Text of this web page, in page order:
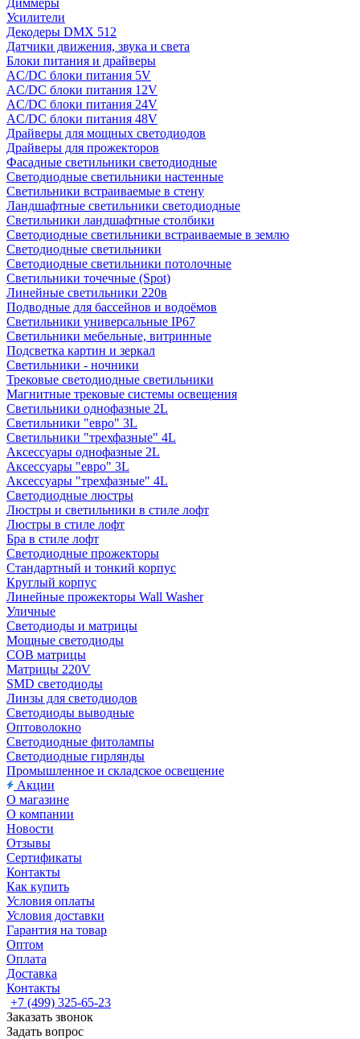
Диммеры
Усилители
Декодеры DMX 512
Датчики движения, звука и света
Блоки питания и драйверы
AC/DC блоки питания 5V
AC/DC блоки питания 12V
AC/DC блоки питания 24V
AC/DC блоки питания 48V
Драйверы для мощных светодиодов
Драйверы для прожекторов
Фасадные светильники светодиодные
Светодиодные светильники настенные
Светильники встраиваемые в стену
Ландшафтные светильники светодиодные
Светильники ландшафтные столбики
Светодиодные светильники встраиваемые в землю
Светодиодные светильники
Светодиодные светильники потолочные
Светильники точечные (Spot)
Линейные светильники 220в
Подводные для бассейнов и водоёмов
Светильники универсальные IP67
Светильники мебельные, витринные
Подсветка картин и зеркал
Светильники - ночники
Трековые светодиодные светильники
Магнитные трековые системы освещения
Светильники однофазные 2L
Светильники "евро" 3L
Светильники "трехфазные" 4L
Аксессуары однофазные 2L
Аксессуары "евро" 3L
Аксессуары "трехфазные" 4L
Светодиодные люстры
Люстры и светильники в стиле лофт
Люстры в стиле лофт
Бра в стиле лофт
Светодиодные прожекторы
Стандартный и тонкий корпус
Круглый корпус
Линейные прожекторы Wall Washer
Уличные
Светодиоды и матрицы
Мощные светодиоды
COB матрицы
Матрицы 220V
SMD светодиоды
Линзы для светодиодов
Светодиоды выводные
Оптоволокно
Светодиодные фитолампы
Светодиодные гирлянды
Промышленное и складское освещение
Акции
О магазине
О компании
Новости
Отзывы
Сертификаты
Контакты
Как купить
Условия оплаты
Условия доставки
Гарантия на товар
Оптом
Оплата
Доставка
Контакты
+7 (499) 325-65-23
Заказать звонок
Задать вопрос